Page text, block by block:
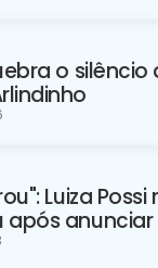
o
Luiza Possi